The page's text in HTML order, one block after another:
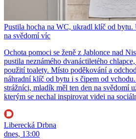
Pustila hocha na WC, ukradl klíč od bytu.
na svědomí víc
Ochota pomoci se ženě z Jablonce nad
pustila neznámého dvanáctiletého
použití toalety. Místo poděkování a
náhradní klíč od bytu i s čipem od
strážníci, mladík měl ten den na svědomí
kterým se nechal inspirovat videi na
Liberecká Drbna
dnes, 13:00